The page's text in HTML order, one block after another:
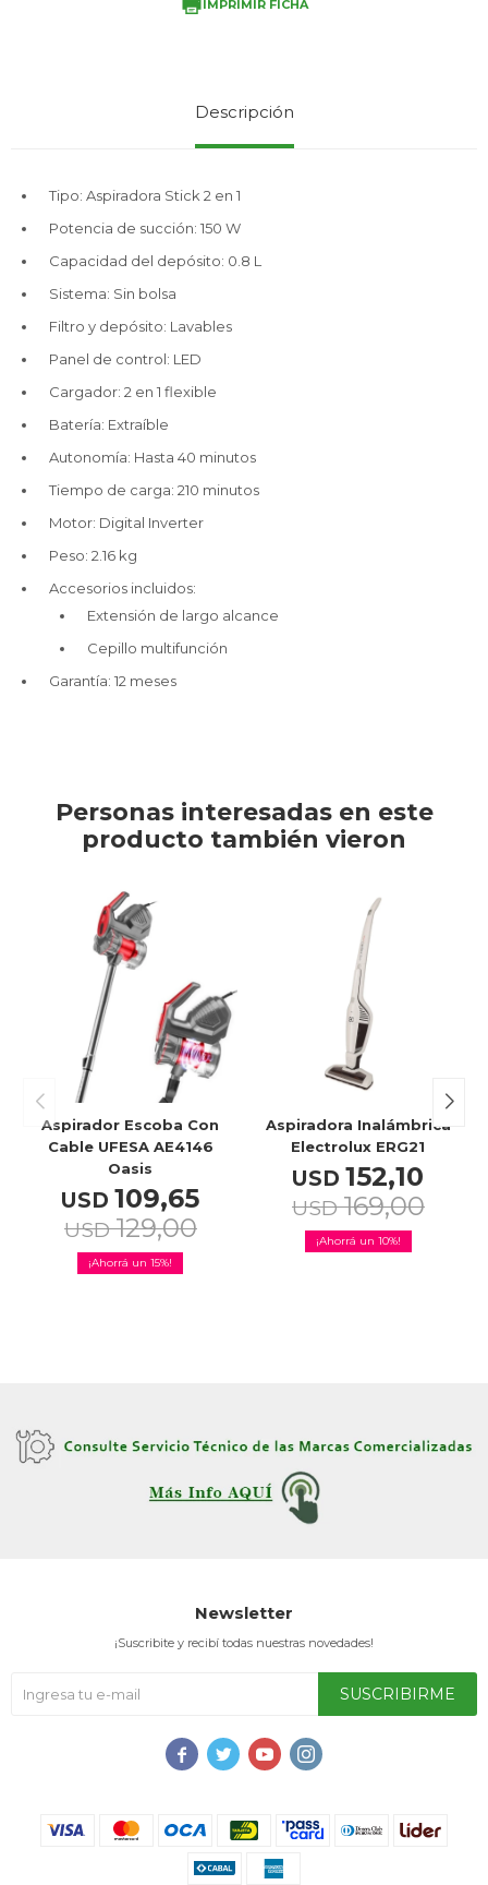
IMPRIMIR FICHA
Descripción
Tipo: Aspiradora Stick 2 en 1
Potencia de succión: 150 W
Capacidad del depósito: 0.8 L
Sistema: Sin bolsa
Filtro y depósito: Lavables
Panel de control: LED
Cargador: 2 en 1 flexible
Batería: Extraíble
Autonomía: Hasta 40 minutos
Tiempo de carga: 210 minutos
Motor: Digital Inverter
Peso: 2.16 kg
Accesorios incluidos:
Extensión de largo alcance
Cepillo multifunción
Garantía: 12 meses
Personas interesadas en este
producto también vieron
Aspirador Escoba Con
Cable UFESA AE4146
Oasis
USD 109,65
USD 129,00
15
Aspiradora Inalámbrica
Electrolux ERG21
USD 152,10
USD 169,00
10
Newsletter
¡Suscribite y recibí todas nuestras novedades!
SUSCRIBIRME
   